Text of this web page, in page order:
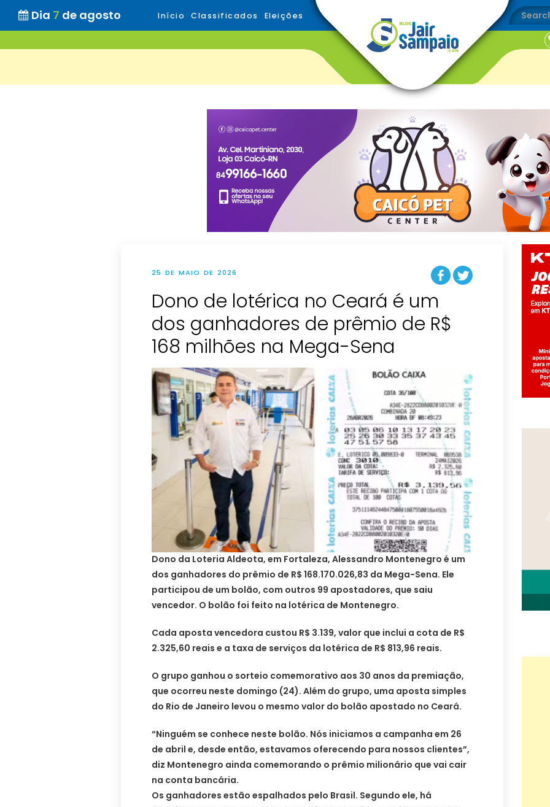
Dia 7 de agosto Início Classificados Eleições
25 DE MAIO DE 2026
Dono de lotérica no Ceará é um
dos ganhadores de prêmio de R$
168 milhões na Mega-Sena
Dono da Loteria Aldeota, em Fortaleza, Alessandro Montenegro é um
dos ganhadores do prêmio de R$ 168.170.026,83 da Mega-Sena. Ele
participou de um bolão, com outros 99 apostadores, que saiu
vencedor. O bolão foi feito na lotérica de Montenegro.
Cada aposta vencedora custou R$ 3.139, valor que inclui a cota de R$
2.325,60 reais e a taxa de serviços da lotérica de R$ 813,96 reais.
O grupo ganhou o sorteio comemorativo aos 30 anos da premiação,
que ocorreu neste domingo (24). Além do grupo, uma aposta simples
do Rio de Janeiro levou o mesmo valor do bolão apostado no Ceará.
“Ninguém se conhece neste bolão. Nós iniciamos a campanha em 26
de abril e, desde então, estavamos oferecendo para nossos clientes”,
diz Montenegro ainda comemorando o prêmio milionário que vai cair
na conta bancária.
Os ganhadores estão espalhados pelo Brasil. Segundo ele, há